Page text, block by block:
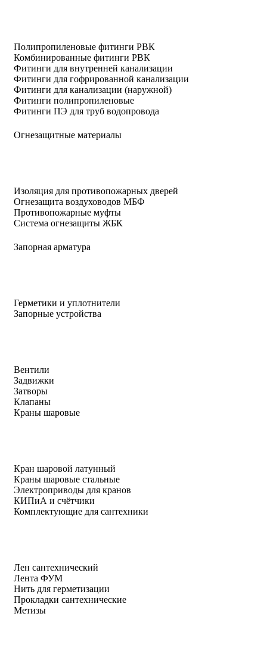
Полипропиленовые фитинги РВК
Комбинированные фитинги РВК
Фитинги для внутренней канализации
Фитинги для гофрированной канализации
Фитинги для канализации (наружной)
Фитинги полипропиленовые
Фитинги ПЭ для труб водопровода
Огнезащитные материалы
Изоляция для противопожарных дверей
Огнезащита воздуховодов МБФ
Противопожарные муфты
Система огнезащиты ЖБК
Запорная арматура
Герметики и уплотнители
Запорные устройства
Вентили
Задвижки
Затворы
Клапаны
Краны шаровые
Кран шаровой латунный
Краны шаровые стальные
Электроприводы для кранов
КИПиА и счётчики
Комплектующие для сантехники
Лен сантехнический
Лента ФУМ
Нить для герметизации
Прокладки сантехнические
Метизы